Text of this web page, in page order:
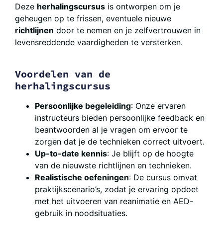
Deze herhalingscursus is ontworpen om je
geheugen op te frissen, eventuele nieuwe
richtlijnen door te nemen en je zelfvertrouwen in
levensreddende vaardigheden te versterken.
Voordelen van de
herhalingscursus
Persoonlijke begeleiding: Onze ervaren
instructeurs bieden persoonlijke feedback en
beantwoorden al je vragen om ervoor te
zorgen dat je de technieken correct uitvoert.
Up-to-date kennis: Je blijft op de hoogte
van de nieuwste richtlijnen en technieken.
Realistische oefeningen: De cursus omvat
praktijkscenario’s, zodat je ervaring opdoet
met het uitvoeren van reanimatie en AED-
gebruik in noodsituaties.